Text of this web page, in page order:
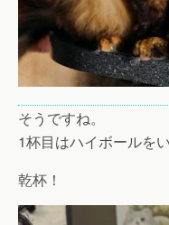
そうですね。
1杯目はハイボールを
乾杯！